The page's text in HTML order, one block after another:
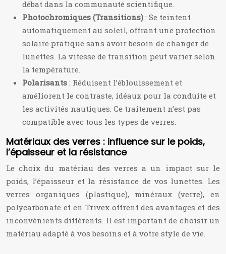
débat dans la communauté scientifique.
Photochromiques (Transitions) : Se teintent
automatiquement au soleil, offrant une protection
solaire pratique sans avoir besoin de changer de
lunettes. La vitesse de transition peut varier selon
la température.
Polarisants : Réduisent l’éblouissement et
améliorent le contraste, idéaux pour la conduite et
les activités nautiques. Ce traitement n’est pas
compatible avec tous les types de verres.
Matériaux des verres : influence sur le poids,
l’épaisseur et la résistance
Le choix du matériau des verres a un impact sur le
poids, l’épaisseur et la résistance de vos lunettes. Les
verres organiques (plastique), minéraux (verre), en
polycarbonate et en Trivex offrent des avantages et des
inconvénients différents. Il est important de choisir un
matériau adapté à vos besoins et à votre style de vie.